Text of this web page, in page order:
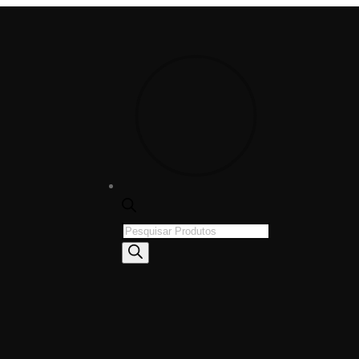
Products
search